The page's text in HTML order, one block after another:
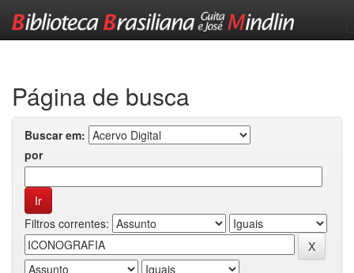
Página de busca
Buscar em:
por
Filtros correntes: